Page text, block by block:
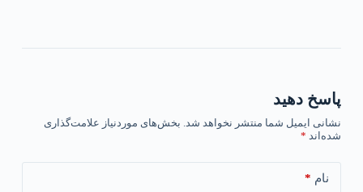
پاسخ دهید
نشانی ایمیل شما منتشر نخواهد شد. بخش‌های موردنیاز علامت‌گذاری
شده‌اند *
نام *